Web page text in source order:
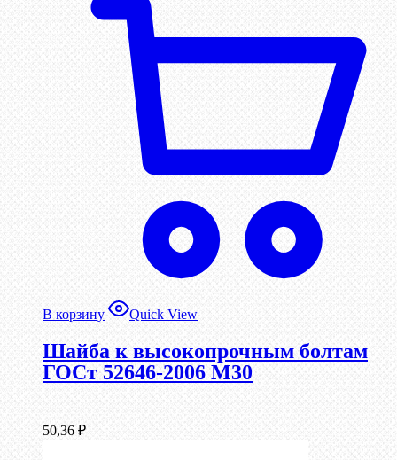
В корзину Quick View
Шайба к высокопрочным болтам
ГОСт 52646-2006 М30
50,36 ₽